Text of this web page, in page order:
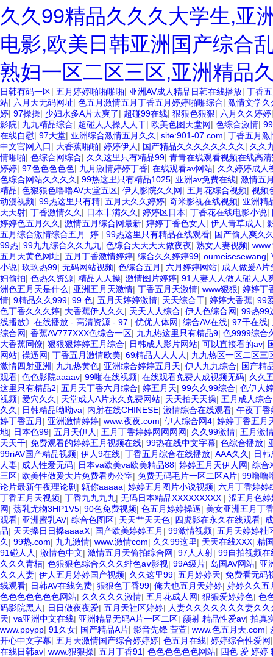
久久99精品久久久大学生,亚
电影,欧美日韩亚洲国产综合
熟妇一区二区三区,亚洲精品
日韩有码一区| 五月婷婷啪啪啪啪| 亚洲AV成人精品日韩在线播放| 丁香
站| 六月天无码网址| 色五月激情五月丁香五月婷婷啪啪综合| 激情文学久
婷| 97操操| 少妇水多A片太爽了| 超碰99在线| 狠狠色狠狠| 六月久久婷婷
影院| 九九精品综合| 超碰人人操人人干| 欧美色图天堂网| 色综合激情|
在线自慰| 97天堂| 亚洲综合激情五月久久 | site:901-07.com| 丁香五月激
中文官网入口| 大香蕉啪啪| 婷婷伊人 | 国产精品久久久久久久久久 | 久久
情啪啪| 色综合网综合| 久久这里只有精品99| 青青在线观看视频在线高
婷婷| 97色色色色色| 九月激情婷婷丁香| 在线观看av网站| 久久婷婷成人
色综合网站久久久久 | 99热这里只有精品1025| 亚洲av免费在线| 激情五
精品| 色狠狠色噜噜AV天堂五区| 伊人影院久久网| 五月花综合视频| 视频
动漫视频| 99热这里只有精| 五月天久久婷婷| 奇米影视在线视频| 亚洲精
天天射| 丁香激情久久 | 日本丰满久久 | 婷婷区日本| 丁香花在线电影小说|
婷婷色五月久久 | 激情五月综合网最新| 婷婷丁香色女人 | 伊人青草成人 |
五月综合激情综合五月_婷 | 99热这里只有精品在线观看| 国产偷人爽久
99热| 99九九综合久久九九| 色综合天天天天做夜夜| 熟女人妻视频|
五月天黄色网址| 五月丁香激情婷婷| 综合久久婷婷99| oumeisesewang|
小说| 玖玖热99| 无码网站视频| 色综合五月 | 六月婷婷网站| 成人做爰A片
妇偷拍| 色热久资源| 精品人人操| 激情图片婷婷| 91人妻人人做人碰人人
洲色五月天是什么| 亚洲五月天激情| 丁香五月天激情| www狠狠| 婷婷丁
情| 9精品久久999| 99.色| 五月天婷婷激情| 天天综合干| 婷婷大香蕉| 99
色丁香久久久婷| 大香蕉伊人久久 | 天天人人综合| 伊人色综合网| 99热99
线播放》在线播放 - 高清资源 - 97 | 优优人体网| 综合AV在线| 97干在线|
综合网| 香蕉AV777XXX色综合一区| 九九热这里只有精品9| 色9999综合
大香蕉同僚| 狠狠狠婷婷五月综合| 日韩成人影片网站| 可以直接看的av|
网站| 襙逼网| 丁香五月激情欧美| 69精品人人人人 | 九九热区一区二区三
激情四射亚洲| 九九热黄色| 亚洲综合婷婷五月天| 伊人九九综合| 国产精
观看| 色色影院aaaav| 99啪在线视频| 在线观看免费人成视频无码| 久久
这里只有精品2| 五月天丁香六月综合| 婷五月天| 99久久99综合| 色伊人
视频| 爱穴久久 | 天堂成人A片永久免费网站| 天天拍天天操| 五月成人综合
久久 | 日韩精品呦呦va| 内射在线CHINESE| 激情综合在线观看| 午夜丁香
婷丁香五月 | 亚洲激情婷婷| www.夜夜.com| 伊人综合网4| 婷婷丁香五月
地| 日本色99| 五月天伊人 | 五月丁香婷婷网网网网| 久久99激情| 五月激
天天干| 免费观看的婷婷五月视频在线| 99热在线中文字幕| 色综合播放|
99riAV国产精品视频| 伊人9在线| 丁香五月综合在线播放| AAA久久 | 日
人妻| 成人性爱无码| 日本va欧美va欧美精品88| 婷婷五月天伊人网| 综合
三区| 欧美性做爰大片免费看办公室| 免费无码毛片一区二区A片| 99噜噜
论片最新午夜理论剧 | 甈你aaaaa| 婷婷五月图片小说视频| 六月丁香婷婷
丁香五月天视频| 丁香九九九九| 无码日本精品XXXXXXXXX | 涩五月色婷
网| 荡乳尤物3HP1V5| 90色免费视频| 色五月婷婷操逼| 美女亚洲五月丁
观看| 亚洲蜜乳AV| 综合色图区| 天天艹天天色| 四虎影在永久在线观看|
品| 天天搡日日搡aaaaⅩ| 国产欧美婷婷五月 | 99激情视频| 五月天婷婷社
久 | 99热.com| 九九激情| www.激情com| 久久99这里| 天天在线XXX| 精
91碰人人 | 激情色中文| 激情五月天偷拍综合网| 97人人射| 99自拍视频在
久久久青桔| 色狠狠色综合久久久绯色aⅴ影视| 99A级片| 岛国AV网站| 亚
久久人妻| 伊人五月婷婷国产视频| 久久这里99| 五月婷婷天| 免费看无码
线观看| 日韩AV在线免费| 狠狠色丁香99| 俺去也五月天婷婷| 婷婷久久五
色色色色色色色网站| 久久久久久激情| 五月花成人网| 狠狠爱婷婷色| 色
码影院黑人 | 日日做夜夜爱| 五月天社区婷婷| 人妻久久久久久久久妻久久
天| va亚洲中文在线| 亚洲精品无码A片一区二区| 颜射 精品性爱av| 拍真
www.ppypp| 91久女| 国产精品A片| 影音先锋 萱萱| www.色五月天.com|
开心中文字幕| 五月天激情国产综合婷婷婷| 色五月在线| 婷婷综合性爱网
在线日韩av| www.狠狠操| 五月丁香91 | 色色色色色色网站| 四色 爱 婷婷